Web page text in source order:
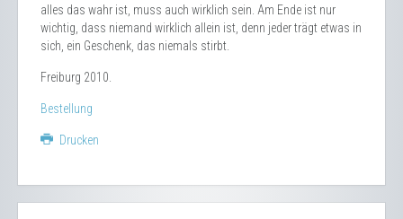
alles das wahr ist, muss auch wirklich sein. Am Ende ist nur
wichtig, dass niemand wirklich allein ist, denn jeder trägt etwas in
sich, ein Geschenk, das niemals stirbt.
Freiburg 2010.
Bestellung
Drucken